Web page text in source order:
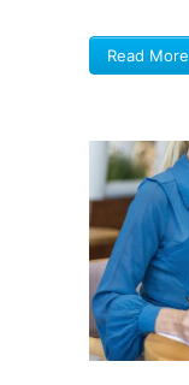
Read More